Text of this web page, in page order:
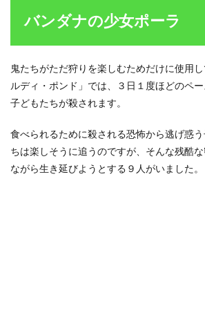
女ポ
ーラ
1.1
ラの
役割
1.2
ダナ
の理
由
バンダナの少女ポーラ
鬼たちがただ狩りを楽しむためだけに使用
ルディ・ポンド」では、３日１度ほどのペ
子どもたちが殺されます。
食べられるために殺される恐怖から逃げ惑
ちは楽しそうに追うのですが、そんな残酷
ながら生き延びようとする９人がいました。